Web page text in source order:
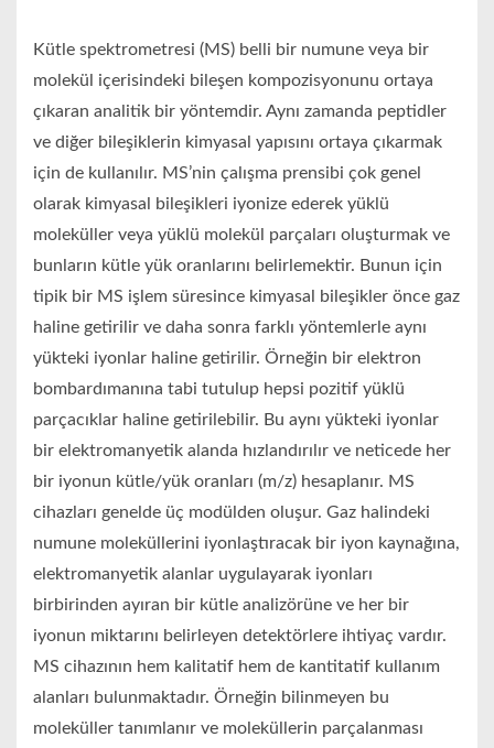
Kütle spektrometresi (MS) belli bir numune veya bir
molekül içerisindeki bileşen kompozisyonunu ortaya
çıkaran analitik bir yöntemdir. Aynı zamanda peptidler
ve diğer bileşiklerin kimyasal yapısını ortaya çıkarmak
için de kullanılır. MS’nin çalışma prensibi çok genel
olarak kimyasal bileşikleri iyonize ederek yüklü
moleküller veya yüklü molekül parçaları oluşturmak ve
bunların kütle yük oranlarını belirlemektir. Bunun için
tipik bir MS işlem süresince kimyasal bileşikler önce gaz
haline getirilir ve daha sonra farklı yöntemlerle aynı
yükteki iyonlar haline getirilir. Örneğin bir elektron
bombardımanına tabi tutulup hepsi pozitif yüklü
parçacıklar haline getirilebilir. Bu aynı yükteki iyonlar
bir elektromanyetik alanda hızlandırılır ve neticede her
bir iyonun kütle/yük oranları (m/z) hesaplanır. MS
cihazları genelde üç modülden oluşur. Gaz halindeki
numune moleküllerini iyonlaştıracak bir iyon kaynağına,
elektromanyetik alanlar uygulayarak iyonları
birbirinden ayıran bir kütle analizörüne ve her bir
iyonun miktarını belirleyen detektörlere ihtiyaç vardır.
MS cihazının hem kalitatif hem de kantitatif kullanım
alanları bulunmaktadır. Örneğin bilinmeyen bu
moleküller tanımlanır ve moleküllerin parçalanması